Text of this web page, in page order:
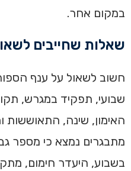
במקום אחר.
שאלות שחייבים
חשוב לשאול על ענף
שבועי, תפקיד במגרש,
האימון, שינה, התאוששות
מתבגרים נמצא כי מספר
בשבוע, היעדר חימום,